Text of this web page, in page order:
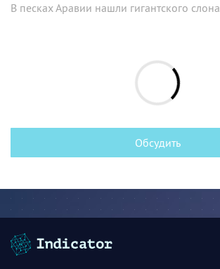
В песках Аравии нашли гигантского слона
Обсудить